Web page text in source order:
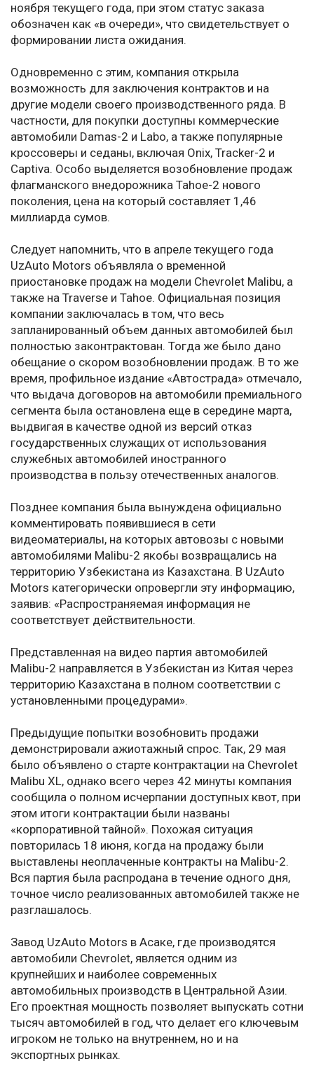
ноября текущего года, при этом статус заказа
обозначен как «в очереди», что свидетельствует о
формировании листа ожидания.
Одновременно с этим, компания открыла
возможность для заключения контрактов и на
другие модели своего производственного ряда. В
частности, для покупки доступны коммерческие
автомобили Damas-2 и Labo, а также популярные
кроссоверы и седаны, включая Onix, Tracker-2 и
Captiva. Особо выделяется возобновление продаж
флагманского внедорожника Tahoe-2 нового
поколения, цена на который составляет 1,46
миллиарда сумов.
Следует напомнить, что в апреле текущего года
UzAuto Motors объявляла о временной
приостановке продаж на модели Chevrolet Malibu, а
также на Traverse и Tahoe. Официальная позиция
компании заключалась в том, что весь
запланированный объем данных автомобилей был
полностью законтрактован. Тогда же было дано
обещание о скором возобновлении продаж. В то же
время, профильное издание «Автострада» отмечало,
что выдача договоров на автомобили премиального
сегмента была остановлена еще в середине марта,
выдвигая в качестве одной из версий отказ
государственных служащих от использования
служебных автомобилей иностранного
производства в пользу отечественных аналогов.
Позднее компания была вынуждена официально
комментировать появившиеся в сети
видеоматериалы, на которых автовозы с новыми
автомобилями Malibu-2 якобы возвращались на
территорию Узбекистана из Казахстана. В UzAuto
Motors категорически опровергли эту информацию,
заявив: «Распространяемая информация не
соответствует действительности.
Представленная на видео партия автомобилей
Malibu-2 направляется в Узбекистан из Китая через
территорию Казахстана в полном соответствии с
установленными процедурами».
Предыдущие попытки возобновить продажи
демонстрировали ажиотажный спрос. Так, 29 мая
было объявлено о старте контрактации на Chevrolet
Malibu XL, однако всего через 42 минуты компания
сообщила о полном исчерпании доступных квот, при
этом итоги контрактации были названы
«корпоративной тайной». Похожая ситуация
повторилась 18 июня, когда на продажу были
выставлены неоплаченные контракты на Malibu-2.
Вся партия была распродана в течение одного дня,
точное число реализованных автомобилей также не
разглашалось.
Завод UzAuto Motors в Асаке, где производятся
автомобили Chevrolet, является одним из
крупнейших и наиболее современных
автомобильных производств в Центральной Азии.
Его проектная мощность позволяет выпускать сотни
тысяч автомобилей в год, что делает его ключевым
игроком не только на внутреннем, но и на
экспортных рынках.